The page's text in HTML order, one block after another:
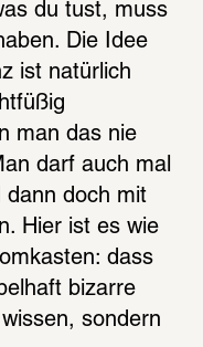
du tust, muss
Die Idee
ist natürlich
man das nie
darf auch mal
dann doch mit
Hier ist es wie
dass
bizarre
sondern